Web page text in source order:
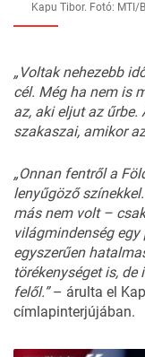
Kapu Tibor. Fotó: MTI/
„Voltak nehezebb
cél. Még ha nem is
az, aki eljut az
szakaszai, amikor
„Onnan fentről a
lenyűgöző
más nem volt –
világmindenség egy
egyszerűen
törékenységet is,
felől.”– árulta el
címlapinterjújában.